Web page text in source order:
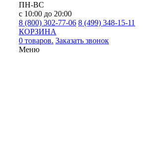
ПН-ВС
с 10:00 до 20:00
8 (800) 302-77-06 8 (499) 348-15-11
КОРЗИНА
0 товаров. Заказать звонок
Меню